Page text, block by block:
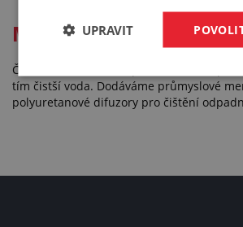
Membránové difuzory
Čím více bublinek, respektive celková
tím čistší voda. Dodáváme průmyslové
polyuretanové difuzory pro čištění
UPRAVIT